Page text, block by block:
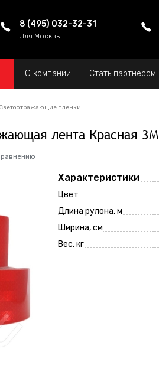
8 (495) 032-32-31
Для Москвы
О компании Стать партнером
Светоотражающие пленки
лента Красная 3М
Характеристики
Цвет
Длина рулона, м
Ширина, см
Вес, кг